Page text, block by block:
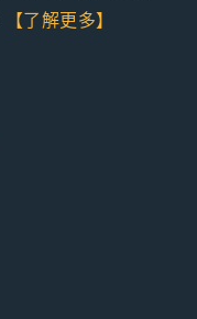
【了解更多】